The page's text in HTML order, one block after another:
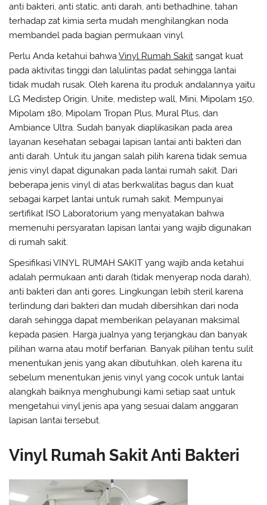
anti bakteri, anti static, anti darah, anti bethadhine, tahan
terhadap zat kimia serta mudah menghilangkan noda
membandel pada bagian permukaan vinyl.
Perlu Anda ketahui bahwaVinyl Rumah Sakit sangat kuat
pada aktivitas tinggi dan lalulintas padat sehingga lantai
tidak mudah rusak. Oleh karena itu produk andalannya yaitu
LG Medistep Origin, Unite, medistep wall, Mini, Mipolam 150,
Mipolam 180, Mipolam Tropan Plus, Mural Plus, dan
Ambiance Ultra. Sudah banyak diaplikasikan pada area
layanan kesehatan sebagai lapisan lantai anti bakteri dan
anti darah. Untuk itu jangan salah pilih karena tidak semua
jenis vinyl dapat digunakan pada lantai rumah sakit. Dari
beberapa jenis vinyl di atas berkwalitas bagus dan kuat
sebagai karpet lantai untuk rumah sakit. Mempunyai
sertifikat ISO Laboratorium yang menyatakan bahwa
memenuhi persyaratan lapisan lantai yang wajib digunakan
di rumah sakit.
Spesifikasi VINYL RUMAH SAKIT yang wajib anda ketahui
adalah permukaan anti darah (tidak menyerap noda darah),
anti bakteri dan anti gores. Lingkungan lebih steril karena
terlindung dari bakteri dan mudah dibersihkan dari noda
darah sehingga dapat memberikan pelayanan maksimal
kepada pasien. Harga jualnya yang terjangkau dan banyak
pilihan warna atau motif berfarian. Banyak pilihan tentu sulit
menentukan jenis yang akan dibutuhkan, oleh karena itu
sebelum menentukan jenis vinyl yang cocok untuk lantai
alangkah baiknya menghubungi kami setiap saat untuk
mengetahui vinyl jenis apa yang sesuai dalam anggaran
lapisan lantai tersebut.
Vinyl Rumah Sakit Anti Bakteri